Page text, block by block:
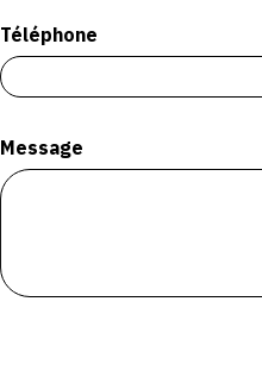
Téléphone
Message